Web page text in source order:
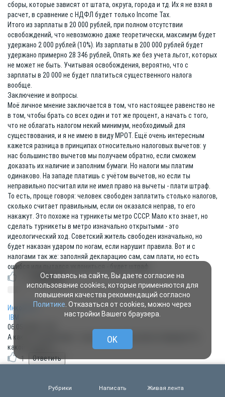
сборы, которые зависят от штата, округа, города и тд. Их я не взял в
расчет, в сравнение с НДФЛ будет только Income Tax.
Итого из зарплаты в 20 000 рублей, при полном отсутствии
освобождений, что невозможно даже теоретически, максимум будет
удержано 2 000 рублей (10%). Из зарплаты в 200 000 рублей будет
удержано примерно 28 346 рублей, Опять же без учета льгот, которых
не может не быть. Учитывая освобождения, вероятно, что с
зарплаты в 20 000 не будет платиться существенного налога
вообще.
Заключение и вопросы.
Моё личное мнение заключается в том, что настоящее равенство не
в том, чтобы брать со всех один и тот же процент, а начать с того,
что не облагать налогом некий минимум, необходимый для
существования, и я не имею в виду МРОТ. Ещё очень интересным
кажется разница в принципах относительно налоговых вычетов: у
нас большинство вычетов мы получаем обратно, если сможем
доказать их наличие и заполним бумаги. Но налоги мы платим
одинаково. На западе платишь с учётом вычетов, но если ты
неправильно посчитал или не имел право на вычеты - плати штраф.
То есть, проще говоря: человек свободен заплатить столько налогов,
сколько считает правильным, если он оказался неправ, то его
накажут. Это похоже на турникеты метро СССР. Мало кто знает, но
сделать турникеты в метро изначально открытыми - это
идеологический ход. Советский житель свободен изначально, но
будет наказан ударом по ногам, если нарушит правила. Вот и с
налогами так же: заполняй декларацию сам, сам плати, но есть
ошибся или пытался уклониться - будет штраф.
Инкогнито
IBM
06.05.2020 17:43
А как же тролли пишут - а вы знаете какие налоги в Америке?! А
какой госдолг?!
1
Рубрики Написать Живая лента
Оставаясь на сайте, Вы даете согласие на
использование cookies, которые применяются для
повышения качества рекомендаций согласно
Политике . Отказаться от cookies, можно через
настройки Вашего браузера.
OK